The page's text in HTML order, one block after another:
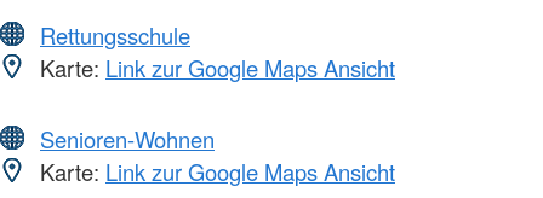
Rettungsschule
Karte: Link zur Google Maps Ansicht
Senioren-Wohnen
Karte: Link zur Google Maps Ansicht